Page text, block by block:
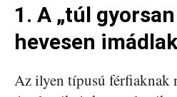
1. A „túl
hevesen
Az ilyen típusú férfiaknak